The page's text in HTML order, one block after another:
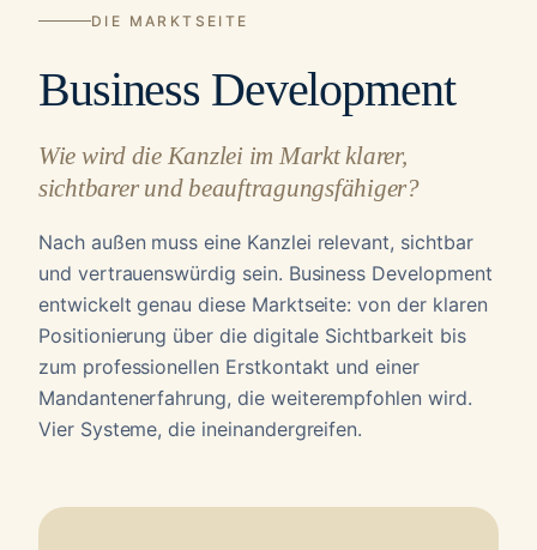
DIE MARKTSEITE
Business Development
Wie wird die Kanzlei im Markt klarer,
sichtbarer und beauftragungsfähiger?
Nach außen muss eine Kanzlei relevant, sichtbar
und vertrauenswürdig sein. Business Development
entwickelt genau diese Marktseite: von der klaren
Positionierung über die digitale Sichtbarkeit bis
zum professionellen Erstkontakt und einer
Mandantenerfahrung, die weiterempfohlen wird.
Vier Systeme, die ineinandergreifen.